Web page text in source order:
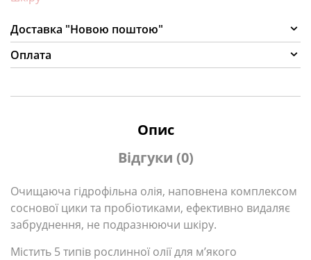
Доставка "Новою поштою"
Оплата
Опис
Відгуки (0)
Очищаюча гідрофільна олія, наповнена комплексом
соснової цики та пробіотиками, ефективно видаляє
забруднення, не подразнюючи шкіру.
Містить 5 типів рослинної олії для м’якого